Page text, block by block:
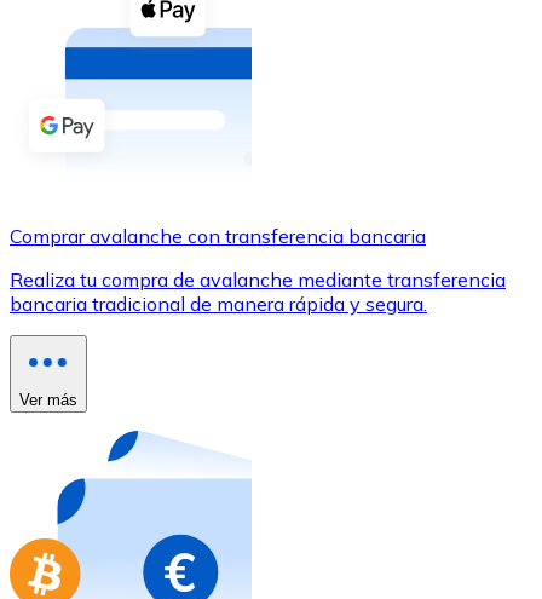
Comprar con efectivo
Transferencia SEPA
Añade fondos a tu cuenta Bitnovo o realiza compras
Comprar con Transferencia
Utiliza tarjetas Visa y Mastercard para comprar
Comprar con tarjeta
Tienda - Tarjetas regalo
Nuevo
Compra tarjetas regalo de tus marcas favoritas con
Ir a la tienda de tarjetas regalo
Comprar avalanche con transferencia bancaria
Realiza tu compra de avalanche mediante transferencia
bancaria tradicional de manera rápida y segura.
Ver más